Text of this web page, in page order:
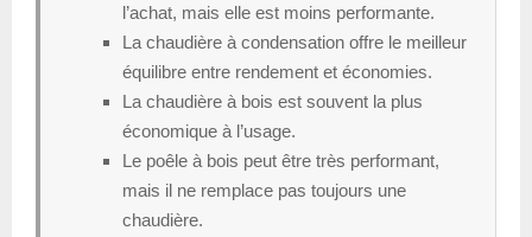
l’achat, mais elle est moins performante.
La chaudière à condensation offre le meilleur
équilibre entre rendement et économies.
La chaudière à bois est souvent la plus
économique à l’usage.
Le poêle à bois peut être très performant,
mais il ne remplace pas toujours une
chaudière.